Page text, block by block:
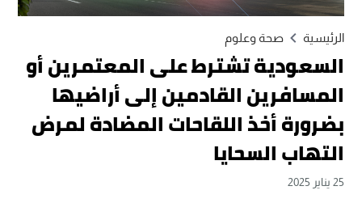
الرئيسية صحة وعلوم
السعودية تشترط على المعتمرين أو
المسافرين القادمين إلى أراضيها
بضرورة أخذ اللقاحات المضادة لمرض
التهاب السحايا
25 يناير 2025